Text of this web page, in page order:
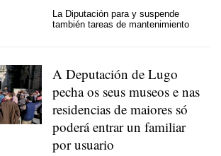
La Diputación para y suspende
también tareas de mantenimiento
A Deputación de Lugo
pecha os seus museos e nas
residencias de maiores só
poderá entrar un familiar
por usuario